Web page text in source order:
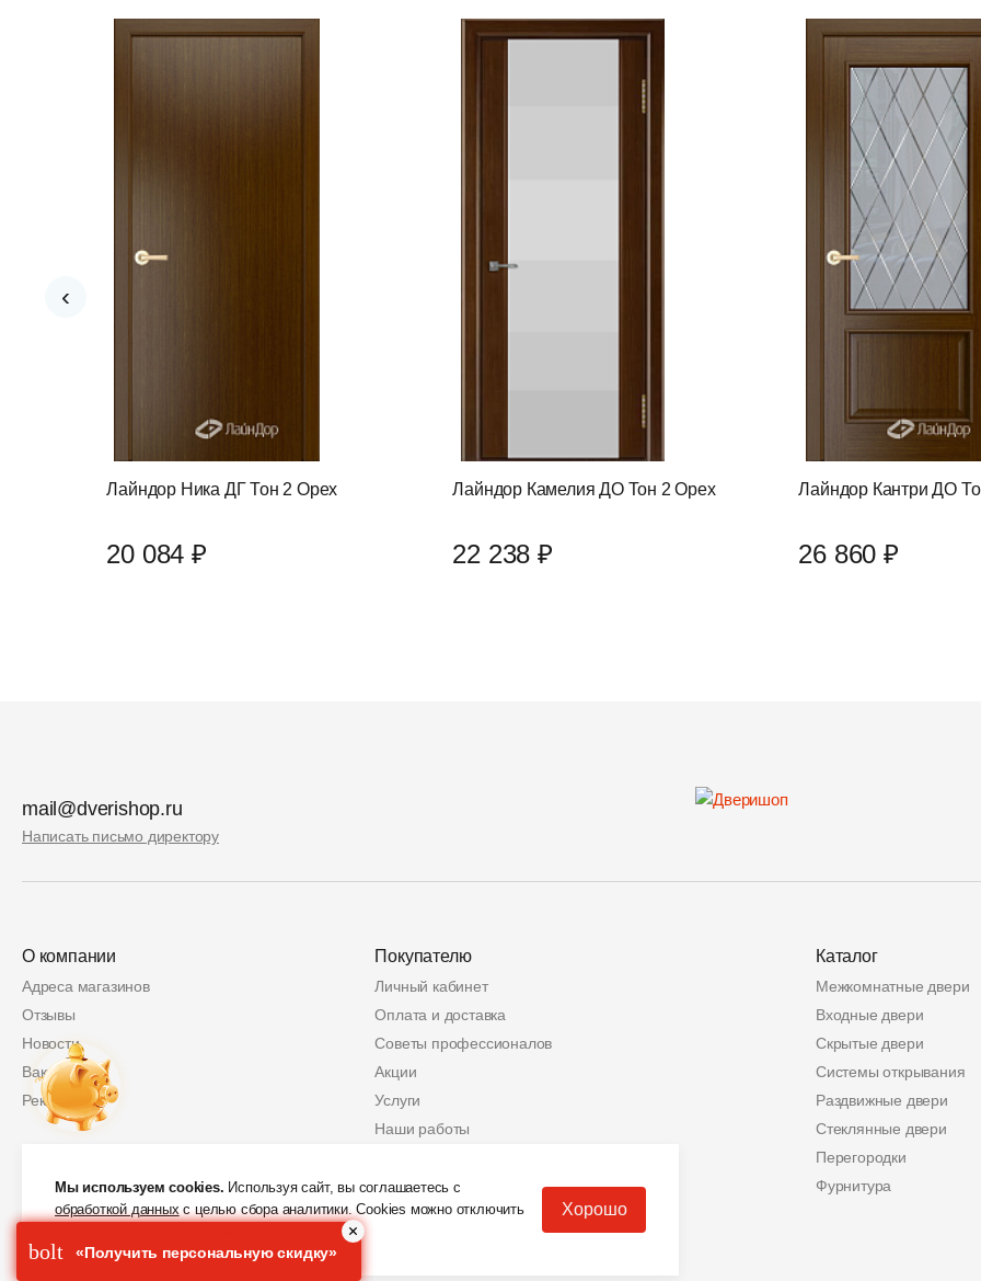
Лайндор Ника ДГ Тон 2 Орех
20 084 ₽
Лайндор Камелия ДО Тон 2 Орех
22 238 ₽
Лайндор Кантри ДО
26 860 ₽
‹
mail@dverishop.ru
Написать письмо директору
О компании
Адреса магазинов
Отзывы
Новости
Вакансии
Реквизиты
Покупателю
Личный кабинет
Оплата и доставка
Советы профессионалов
Акции
Услуги
Наши работы
Защита персональных данных
Скидки от партнеров
Каталог
Межкомнатные двери
Входные двери
Скрытые двери
Системы открывания
Раздвижные двери
Стеклянные двери
Перегородки
Фурнитура
2 000 руб.
Мы используем cookies. Используя сайт, вы соглашаетесь с
обработкой данныхс целью сбора аналитики. Cookies можно отключить
в любой момент в настройках вашего браузера.
Хорошо
bolt «Получить персональную скидку»